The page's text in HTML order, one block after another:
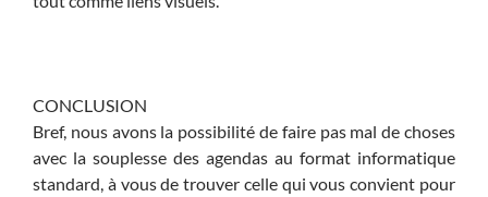
CONCLUSION
Bref, nous avons la possibilité de faire pas mal de choses
avec la souplesse des agendas au format informatique
standard, à vous de trouver celle qui vous convient pour